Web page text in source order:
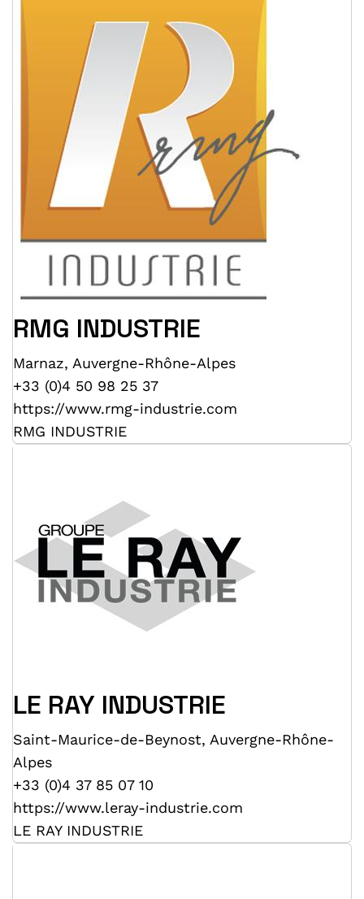
RMG INDUSTRIE
Marnaz, Auvergne-Rhône-Alpes
+33 (0)4 50 98 25 37
https://www.rmg-industrie.com
RMG INDUSTRIE
LE RAY INDUSTRIE
Saint-Maurice-de-Beynost, Auvergne-Rhône-
Alpes
+33 (0)4 37 85 07 10
https://www.leray-industrie.com
LE RAY INDUSTRIE